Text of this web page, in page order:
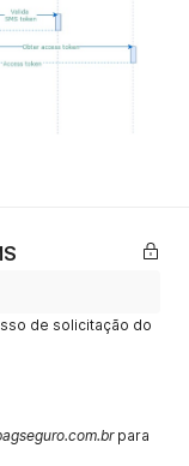
de solicitação do
para